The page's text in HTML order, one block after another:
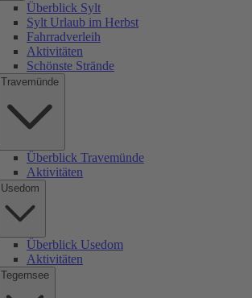
Überblick Sylt
Sylt Urlaub im Herbst
Fahrradverleih
Aktivitäten
Schönste Strände
Travemünde
Überblick Travemünde
Aktivitäten
Usedom
Überblick Usedom
Aktivitäten
Tegernsee